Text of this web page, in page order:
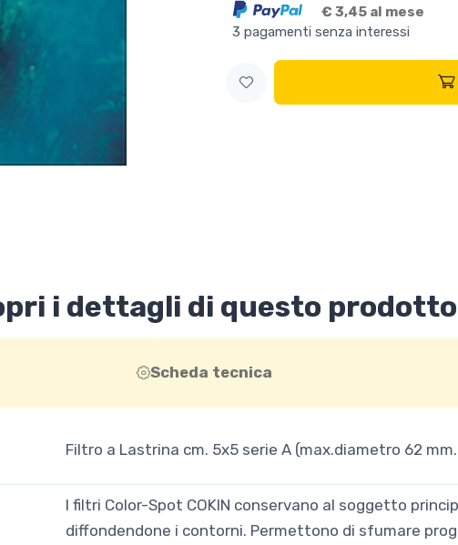
€ 3,45 al mese
3 pagamenti senza interessi
i dettagli di questo prodotto
Scheda tecnica
Filtro a Lastrina cm. 5x5 serie A (max.diametro 62
I filtri Color-Spot COKIN conservano al soggetto
diffondendone i contorni. Permettono di sfumare